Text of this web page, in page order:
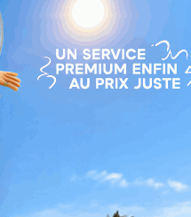
discrétion et
marques d'aides
répondre à tous les
2026